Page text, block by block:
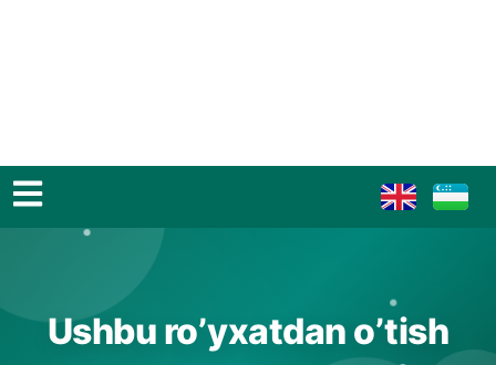
Ushbu ro’yxatdan o’tish